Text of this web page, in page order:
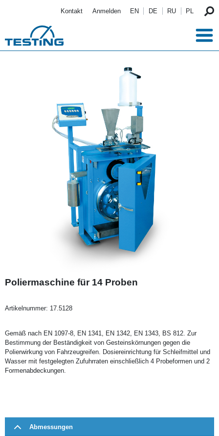
Kontakt Anmelden EN DE RU PL
Poliermaschine für 14 Proben
Artikelnummer: 17.5128
Gemäß nach EN 1097-8, EN 1341, EN 1342, EN 1343, BS 812. Zur
Bestimmung der Beständigkeit von Gesteinskörnungen gegen die
Polierwirkung von Fahrzeugreifen. Dosiereinrichtung für Schleifmittel und
Wasser mit festgelegten Zufuhrraten einschließlich 4 Probeformen und 2
Formenabdeckungen.
Abmessungen